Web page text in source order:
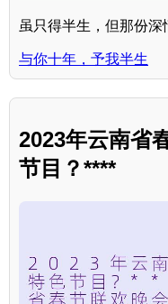
虽只得半生，但那份深
与你十年，予我半生
2023年云南省
节目？****